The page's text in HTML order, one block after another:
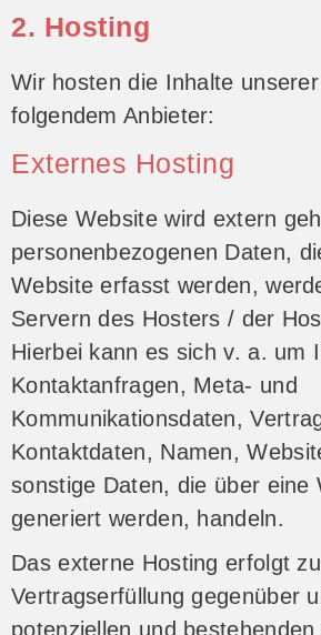
2. Hosting
Wir hosten die Inhalte
folgendem Anbieter:
Externes Hosting
Diese Website wird extern
personenbezogenen Daten,
Website erfasst werden,
Servern des Hosters / der
Hierbei kann es sich v. a. um
Kontaktanfragen, Meta- und
Kommunikationsdaten,
Kontaktdaten, Namen,
sonstige Daten, die über eine
generiert werden, handeln.
Das externe Hosting erfolgt
Vertragserfüllung gegenüber
potenziellen und